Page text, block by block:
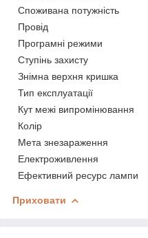
Споживана потужність
Провід
Програмні режими
Ступінь захисту
Знімна верхня кришка
Тип експлуатації
Кут межі випромінювання
Колір
Мета знезараження
Електроживлення
Ефективний ресурс лампи
Приховати